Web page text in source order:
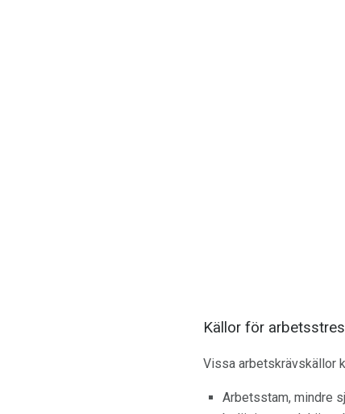
Källor för
Vissa arbetskrävskällor
Arbetsstam, mindre